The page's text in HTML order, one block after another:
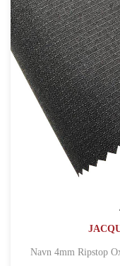
Navn 4mm